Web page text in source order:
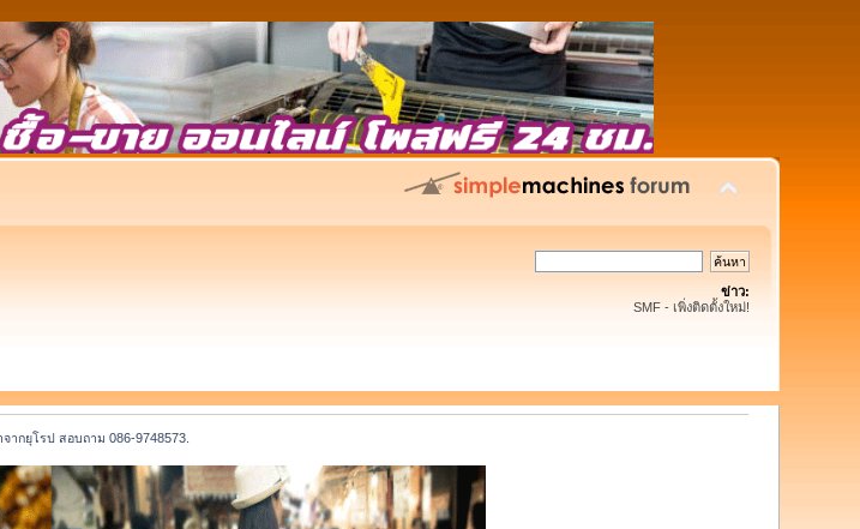
ข่าว:
SMF - เพิ่งติดตั้งใหม่!
กยุโรป สอบถาม 086-9748573.